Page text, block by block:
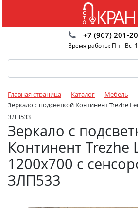
+7 (967) 201-
Время работы: Пн - Вс
Главная страница Каталог Мебель
Зеркало с подсветкой Континент Trezhe
ЗЛП533
Зеркало с
Континент Trezhe
1200х700 с
ЗЛП533